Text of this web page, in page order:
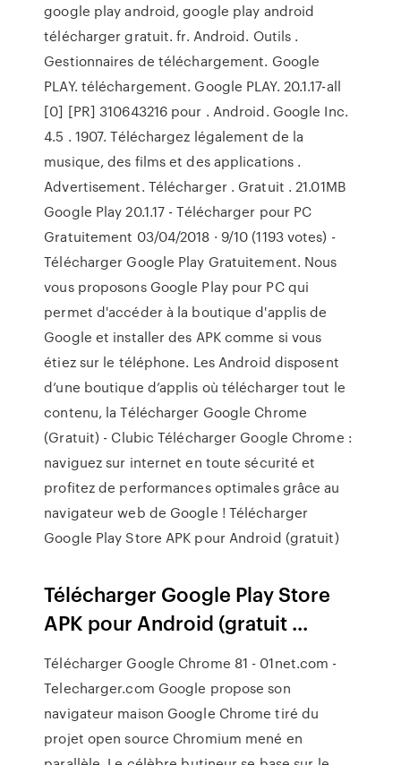
google play android, google play android
télécharger gratuit. fr. Android. Outils .
Gestionnaires de téléchargement. Google
PLAY. téléchargement. Google PLAY. 20.1.17-all
[0] [PR] 310643216 pour . Android. Google Inc.
4.5 . 1907. Téléchargez légalement de la
musique, des films et des applications .
Advertisement. Télécharger . Gratuit . 21.01MB
Google Play 20.1.17 - Télécharger pour PC
Gratuitement 03/04/2018 · 9/10 (1193 votes) -
Télécharger Google Play Gratuitement. Nous
vous proposons Google Play pour PC qui
permet d'accéder à la boutique d'applis de
Google et installer des APK comme si vous
étiez sur le téléphone. Les Android disposent
d’une boutique d’applis où télécharger tout le
contenu, la Télécharger Google Chrome
(Gratuit) - Clubic Télécharger Google Chrome :
naviguez sur internet en toute sécurité et
profitez de performances optimales grâce au
navigateur web de Google ! Télécharger
Google Play Store APK pour Android (gratuit)
Télécharger Google Play Store
APK pour Android (gratuit ...
Télécharger Google Chrome 81 - 01net.com -
Telecharger.com Google propose son
navigateur maison Google Chrome tiré du
projet open source Chromium mené en